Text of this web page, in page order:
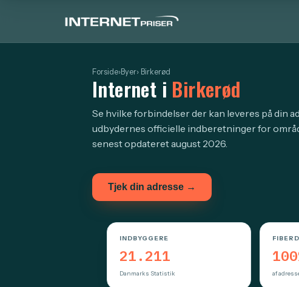
Forside›Byer› Birkerød
Internet i Birkerød
Se hvilke forbindelser der kan leveres på din
udbydernes officielle indberetninger for
senest opdateret august 2026.
Tjek din adresse →
INDBYGGERE
21.211
Danmarks Statistik af